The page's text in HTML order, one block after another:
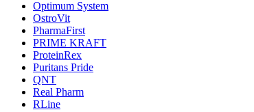
Optimum System
OstroVit
PharmaFirst
PRIME KRAFT
ProteinRex
Puritans Pride
QNT
Real Pharm
RLine